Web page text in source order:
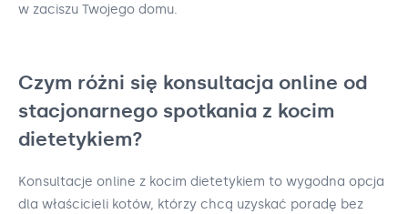
w zaciszu Twojego domu.
Czym różni się konsultacja online od
stacjonarnego spotkania z kocim
dietetykiem?
Konsultacje online z kocim dietetykiem to wygodna opcja
dla właścicieli kotów, którzy chcą uzyskać poradę bez